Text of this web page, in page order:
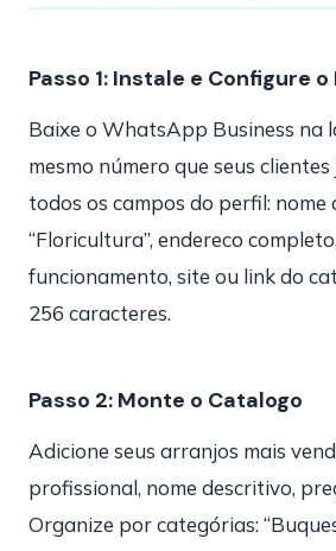
Passo 1: Instale e Configure o
Baixe o WhatsApp Business na
mesmo número que seus
todos os campos do perfil:
“Floricultura”, endereco
funcionamento, site ou link do
256 caracteres.
Passo 2: Monte o Catalogo
Adicione seus arranjos mais
profissional, nome descritivo,
Organize por categórias: